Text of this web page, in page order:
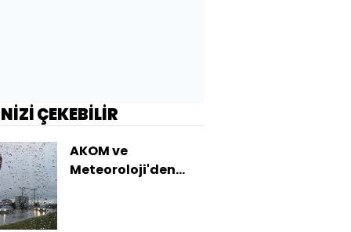
ÇEKEBİLİR
AKOM ve
Meteoroloji'den